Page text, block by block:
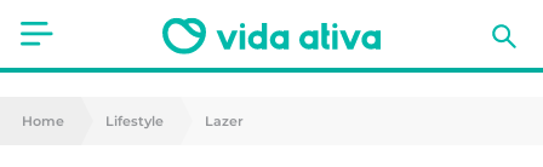
Saúde
Home Lifestyle Lazer